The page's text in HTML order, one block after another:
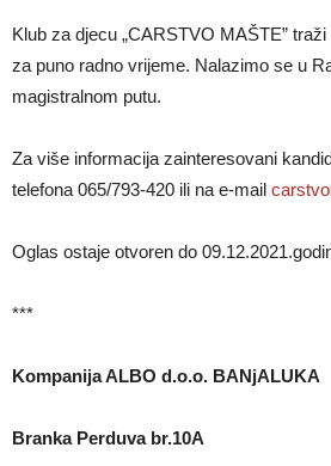
Klub za djecu „CARSTVO MAŠTE”
za puno radno vrijeme. Nalazimo se u
magistralnom putu.
Za više informacija zainteresovani
telefona 065/793-420 ili na e-ma­il
Oglas ostaje otvoren do
***
Kompanija ALBO d.o.o. BANjALUKA
Branka Perduva br.10A